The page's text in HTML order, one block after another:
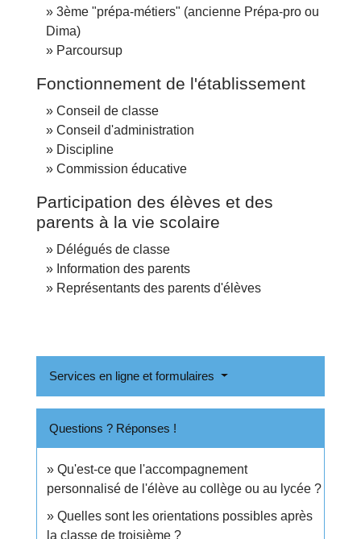
3ème "prépa-métiers" (ancienne Prépa-pro ou
Dima)
Parcoursup
Fonctionnement de l'établissement
Conseil de classe
Conseil d'administration
Discipline
Commission éducative
Participation des élèves et des
parents à la vie scolaire
Délégués de classe
Information des parents
Représentants des parents d'élèves
Services en ligne et formulaires
Questions ? Réponses !
Qu'est-ce que l'accompagnement
personnalisé de l'élève au collège ou au lycée ?
Quelles sont les orientations possibles après
la classe de troisième ?